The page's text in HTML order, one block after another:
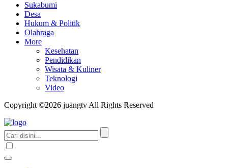
Sukabumi
Desa
Hukum & Politik
Olahraga
More
Kesehatan
Pendidikan
Wisata & Kuliner
Teknologi
Video
Copyright ©2026 juangtv All Rights Reserved